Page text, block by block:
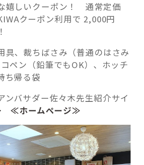
嬉しいクーポン！ 通常定価
クーポン利用で 2,000円
、裁ちばさみ（普通のはさみ
ペン（鉛筆でもOK）、ホッチ
ち帰る袋
バサダー佐々木先生紹介サイ
≪ホームページ≫